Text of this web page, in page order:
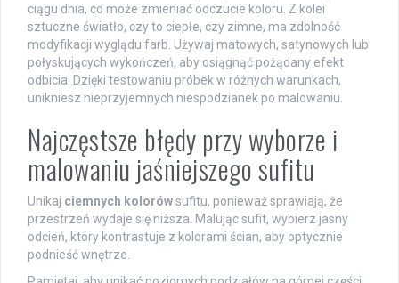
ciągu dnia, co może zmieniać odczucie koloru. Z kolei
sztuczne światło, czy to ciepłe, czy zimne, ma zdolność
modyfikacji wyglądu farb. Używaj matowych, satynowych lub
połyskujących wykończeń, aby osiągnąć pożądany efekt
odbicia. Dzięki testowaniu próbek w różnych warunkach,
unikniesz nieprzyjemnych niespodzianek po malowaniu.
Najczęstsze błędy przy wyborze i
malowaniu jaśniejszego sufitu
Unikaj ciemnych kolorówsufitu, ponieważ sprawiają, że
przestrzeń wydaje się niższa. Malując sufit, wybierz jasny
odcień, który kontrastuje z kolorami ścian, aby optycznie
podnieść wnętrze.